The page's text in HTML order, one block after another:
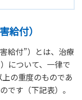
給付）
給付”）とは、治療
について、一律で
の重度のものであ
です（下記表）。